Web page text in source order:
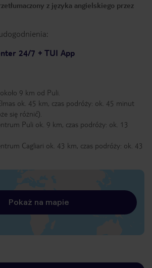
z języka angielskiego przez
24/7 + TUI App
9 km od Puli.
ok. 45 km, czas podróży: ok. 45 minut
się różnić).
Puli ok. 9 km, czas podróży: ok. 13
Cagliari ok. 43 km, czas podróży: ok. 43
Pokaż na mapie